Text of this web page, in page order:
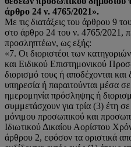
άρθρο 24 ν. 4765/2021».
Με τις διατάξεις του άρθρου 9
στο άρθρο 24 του ν. 4765/2021,
προσληπτέων, ως εξής:
«7. Οι διοριστέοι των
και Ειδικού Επιστημονικού
διορισμό τους ή αποδέχονται
υπηρεσία ή παραιτούνται μέσα
ημερομηνία πρόσληψης ή
συμμετάσχουν για τρία (3) έτη
μόνιμου προσωπικού και
Ιδιωτικού Δικαίου Αορίστου
άρθρου 2, εφόσον τα οριστικά